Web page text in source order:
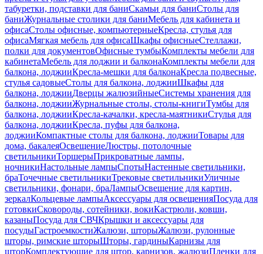
табуретки, подставки для баниСкамьи для баниСтолы для
баниЖурнальные столики для баниМебель для кабинета и
офисаСтолы офисные, компьютерныеКресла, стулья для
офисаМягкая мебель для офисаШкафы офисныеСтеллажи,
полки для документовОфисные тумбыКомплекты мебели для
кабинетаМебель для лоджии и балконаКомплекты мебели для
балкона, лоджииКресла-мешки для балконаКресла подвесные,
стулья садовыеСтолы для балкона, лоджииШкафы для
балкона, лоджииДверцы жалюзийныеСистемы хранения для
балкона, лоджииЖурнальные столы, столы-книгиТумбы для
балкона, лоджииКресла-качалки, кресла-маятникиСтулья для
балкона, лоджииКресла, пуфы для балкона,
лоджииКомпактные столы для балкона, лоджииТовары для
дома, бакалеяОсвещениеЛюстры, потолочные
светильникиТоршерыПрикроватные лампы,
ночникиНастольные лампыСпотыНастенные светильники,
браТочечные светильникиТрековые светильникиУличные
светильники, фонари, браЛампыОсвещение для картин,
зеркалКольцевые лампыАксессуары для освещенияПосуда для
готовкиСковороды, сотейники, вокиКастрюли, ковши,
казаныПосуда для СВЧКрышки и аксессуары для
посудыГастроемкостиЖалюзи, шторыЖалюзи, рулонные
шторы, римские шторыШторы, гардиныКарнизы для
шторКомплектующие для штор, карнизов, жалюзиПленки для